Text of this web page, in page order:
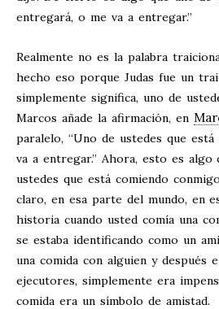
entregará, o me va a entregar.”
Realmente no es la palabra
hecho eso porque Judas fue un
simplemente significa, uno de
Marcos añade la afirmación, en
paralelo, “Uno de ustedes que
va a entregar.” Ahora, esto es algo
ustedes que está comiendo
claro, en esa parte del mundo, en
historia cuando usted comía una
se estaba identificando como un
una comida con alguien y después
ejecutores, simplemente era
comida era un símbolo de amistad.